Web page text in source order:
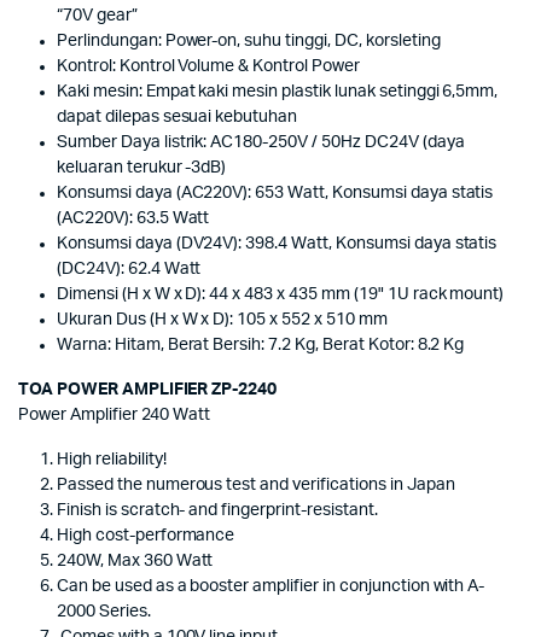
“70V gear”
Perlindungan: Power-on, suhu tinggi, DC, korsleting
Kontrol: Kontrol Volume & Kontrol Power
Kaki mesin: Empat kaki mesin plastik lunak setinggi 6,5mm,
dapat dilepas sesuai kebutuhan
Sumber Daya listrik: AC180-250V / 50Hz DC24V (daya
keluaran terukur -3dB)
Konsumsi daya (AC220V): 653 Watt, Konsumsi daya statis
(AC220V): 63.5 Watt
Konsumsi daya (DV24V): 398.4 Watt, Konsumsi daya statis
(DC24V): 62.4 Watt
Dimensi (H x W x D): 44 x 483 x 435 mm (19" 1U rack mount)
Ukuran Dus (H x W x D): 105 x 552 x 510 mm
Warna: Hitam, Berat Bersih: 7.2 Kg, Berat Kotor: 8.2 Kg
TOA POWER AMPLIFIER ZP-2240
Power Amplifier 240 Watt
High reliability!
Passed the numerous test and verifications in Japan
Finish is scratch- and fingerprint-resistant.
High cost-performance
240W, Max 360 Watt
Can be used as a booster amplifier in conjunction with A-
2000 Series.